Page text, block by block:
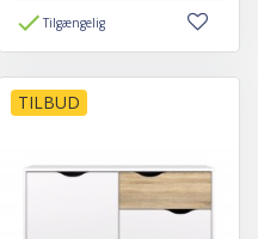
Tilgængelig
TILBUD